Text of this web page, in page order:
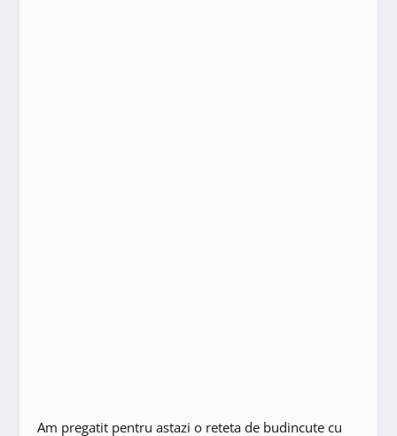
Am pregatit pentru astazi o reteta de budincute cu